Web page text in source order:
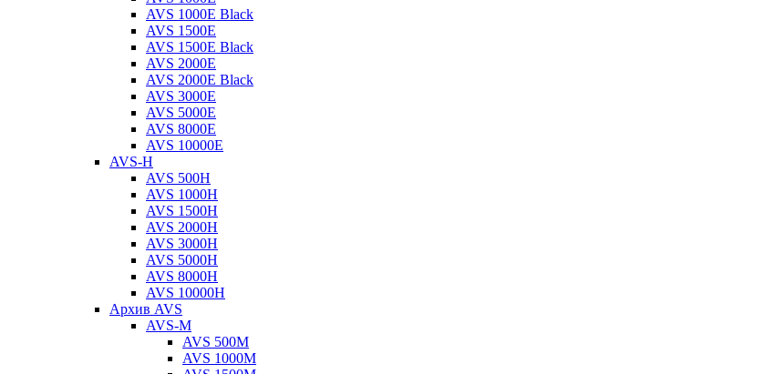
AVS 1000E Black
AVS 1500E
AVS 1500E Black
AVS 2000E
AVS 2000E Black
AVS 3000E
AVS 5000E
AVS 8000E
AVS 10000E
AVS-H
AVS 500H
AVS 1000H
AVS 1500H
AVS 2000H
AVS 3000H
AVS 5000H
AVS 8000H
AVS 10000H
Архив AVS
AVS-M
AVS 500M
AVS 1000M